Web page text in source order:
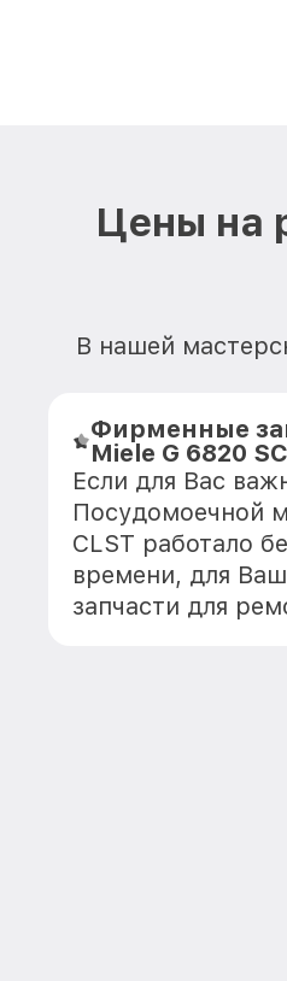
Цены на
В нашей
Фирменные
Miele G 6820
Если для Вас
Посудомоечной
CLST работало
времени, для
запчасти для